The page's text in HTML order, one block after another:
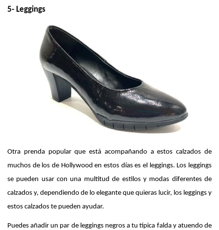
5- Leggings
Otra prenda popular que está acompañando a estos calzados de
muchos de los de Hollywood en estos días es el leggings. Los leggings
se pueden usar con una multitud de estilos y modas diferentes de
calzados y, dependiendo de lo elegante que quieras lucir, los leggings y
estos calzados te pueden ayudar.
Puedes añadir un par de leggings negros a tu típica falda y atuendo de